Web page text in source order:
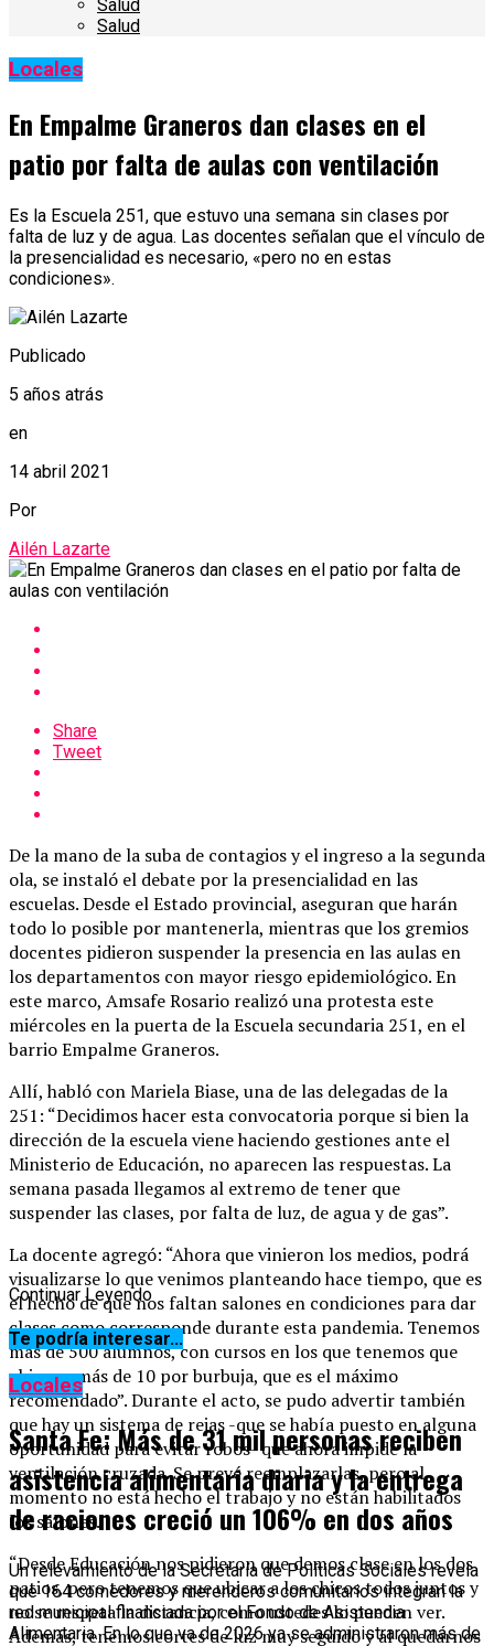
Salud
Salud
Locales
En Empalme Graneros dan clases en el
patio por falta de aulas con ventilación
Es la Escuela 251, que estuvo una semana sin clases por
falta de luz y de agua. Las docentes señalan que el vínculo de
la presencialidad es necesario, «pero no en estas
condiciones».
Publicado
5 años atrás
en
14 abril 2021
Por
Ailén Lazarte
Share
Tweet
De la mano de la suba de contagios y el ingreso a la segunda
ola, se instaló el debate por la presencialidad en las
escuelas. Desde el Estado provincial, aseguran que harán
todo lo posible por mantenerla, mientras que los gremios
docentes pidieron suspender la presencia en las aulas en
los departamentos con mayor riesgo epidemiológico. En
este marco, Amsafe Rosario realizó una protesta este
miércoles en la puerta de la Escuela secundaria 251, en el
barrio Empalme Graneros.
Allí, habló con Mariela Biase, una de las delegadas de la
251: “Decidimos hacer esta convocatoria porque si bien la
dirección de la escuela viene haciendo gestiones ante el
Ministerio de Educación, no aparecen las respuestas. La
semana pasada llegamos al extremo de tener que
suspender las clases, por falta de luz, de agua y de gas”.
La docente agregó: “Ahora que vinieron los medios, podrá
visualizarse lo que venimos planteando hace tiempo, que es
el hecho de que nos faltan salones en condiciones para dar
clases como corresponde durante esta pandemia. Tenemos
más de 500 alumnos, con cursos en los que tenemos que
ubicar a más de 10 por burbuja, que es el máximo
recomendado”. Durante el acto, se pudo advertir también
que hay un sistema de rejas -que se había puesto en alguna
oportunidad para evitar robos- que ahora impide la
ventilación cruzada. Se prevé reemplazarlas, pero al
momento no está hecho el trabajo y no están habilitados
los salones.
“Desde Educación nos pidieron que demos clase en los dos
patios, pero tenemos que ubicar a los chicos todos juntos y
no se respeta la distancia, como ustedes lo pueden ver.
Además, tenemos cortes de luz muy seguido y al quedarnos
Continuar Leyendo
Te podría interesar...
Locales
Santa Fe: Más de 31 mil personas reciben
asistencia alimentaria diaria y la entrega
de raciones creció un 106% en dos años
Un relevamiento de la Secretaría de Políticas Sociales revela
que 164 comedores y merenderos comunitarios integran la
red municipal financiada por el Fondo de Asistencia
Alimentaria. En lo que va de 2026 ya se administraron más de